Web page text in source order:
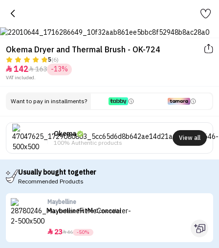
Okema Dryer and Thermal Brush - OK-724
5(6)
 142163 -13%
VAT included.
Want to pay in installments?
Okema
100% Authentic products
View all
Usually bought together
Recommended Products
Maybelline
Maybelline Fit Me Concealer
 2346 -50%